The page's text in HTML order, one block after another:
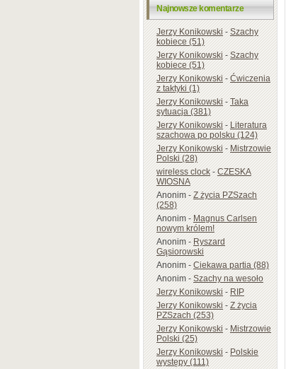
Najnowsze komentarze
Jerzy Konikowski-Szachy
kobiece (51)
Jerzy Konikowski-Szachy
kobiece (51)
Jerzy Konikowski-Ćwiczenia
z taktyki (1)
Jerzy Konikowski-Taka
sytuacja (381)
Jerzy Konikowski-Literatura
szachowa po polsku (124)
Jerzy Konikowski-Mistrzowie
Polski (28)
wireless clock-CZESKA
WIOSNA
Anonim-Z życia PZSzach
(258)
Anonim-Magnus Carlsen
nowym królem!
Anonim-Ryszard
Gąsiorowski
Anonim-Ciekawa partia (88)
Anonim-Szachy na wesoło
Jerzy Konikowski-RIP
Jerzy Konikowski-Z życia
PZSzach (253)
Jerzy Konikowski-Mistrzowie
Polski (25)
Jerzy Konikowski-Polskie
występy (111)